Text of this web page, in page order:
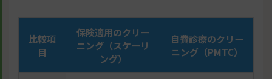
比較項
目
保険適用のクリー
ニング（スケーリ
ング）
自費診療のクリー
ニング（PMTC）